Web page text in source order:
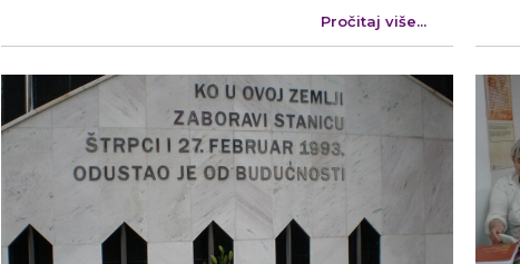
Pročitaj više...